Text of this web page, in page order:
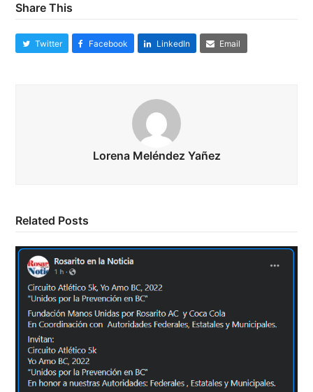
Share This
Twitter Facebook LinkedIn Email
Lorena Meléndez Yañez
Related Posts